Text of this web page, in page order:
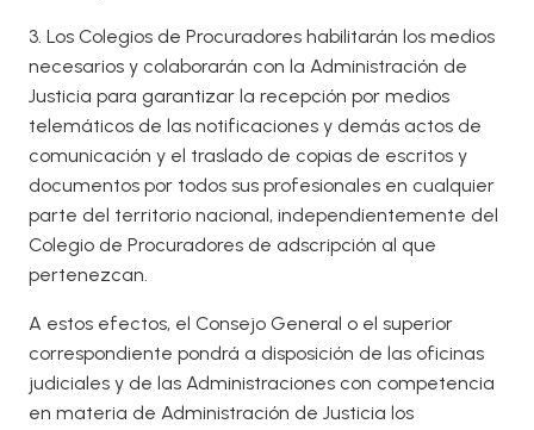
3. Los Colegios de Procuradores habilitarán los medios
necesarios y colaborarán con la Administración de
Justicia para garantizar la recepción por medios
telemáticos de las notificaciones y demás actos de
comunicación y el traslado de copias de escritos y
documentos por todos sus profesionales en cualquier
parte del territorio nacional, independientemente del
Colegio de Procuradores de adscripción al que
pertenezcan.
A estos efectos, el Consejo General o el superior
correspondiente pondrá a disposición de las oficinas
judiciales y de las Administraciones con competencia
en materia de Administración de Justicia los